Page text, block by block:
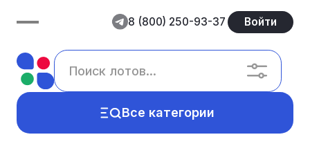
8 (800) 250-93-37 Войти
Все категории